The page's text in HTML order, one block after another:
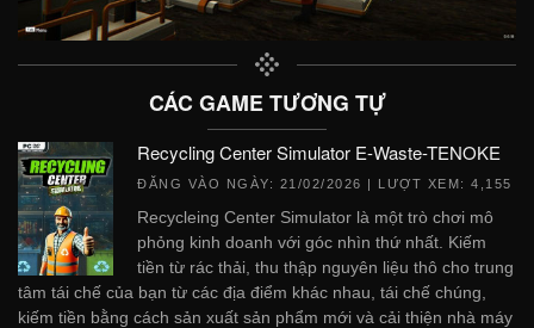
CÁC GAME TƯƠNG TỰ
Recycling Center Simulator E-Waste-TENOKE
ĐĂNG VÀO NGÀY: 21/02/2026 | LƯỢT XEM: 4,155
Recycleing Center Simulator là một trò chơi mô
phỏng kinh doanh với góc nhìn thứ nhất. Kiếm
tiền từ rác thải, thu thập nguyên liệu thô cho trung
tâm tái chế của bạn từ các địa điểm khác nhau, tái chế chúng,
kiếm tiền bằng cách sản xuất sản phẩm mới và cải thiện nhà máy